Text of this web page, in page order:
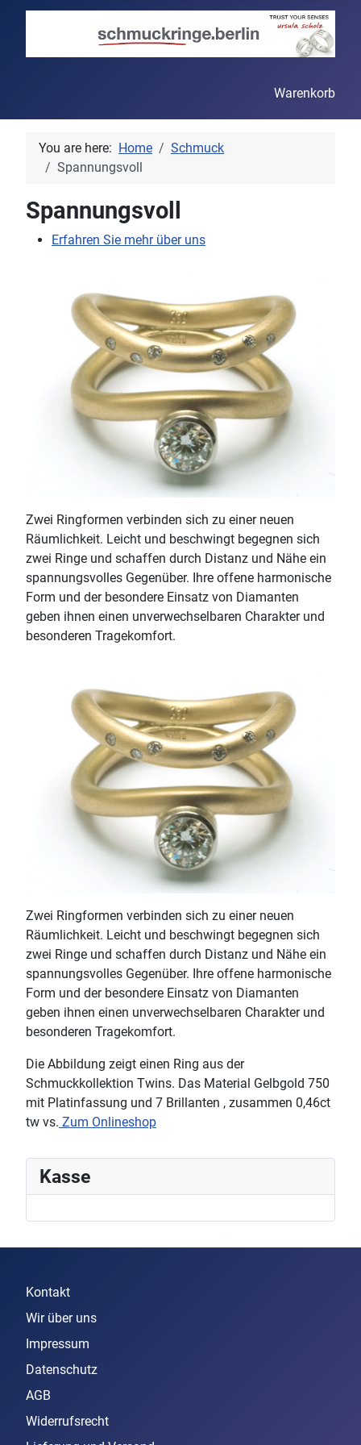
Warenkorb
You are here: Home
Schmuck
Spannungsvoll
Spannungsvoll
Erfahren Sie mehr über uns
Zwei Ringformen verbinden sich zu einer neuen
Räumlichkeit. Leicht und beschwingt begegnen sich
zwei Ringe und schaffen durch Distanz und Nähe ein
spannungsvolles Gegenüber. Ihre offene harmonische
Form und der besondere Einsatz von Diamanten
geben ihnen einen unverwechselbaren Charakter und
besonderen Tragekomfort.
Zwei Ringformen verbinden sich zu einer neuen
Räumlichkeit. Leicht und beschwingt begegnen sich
zwei Ringe und schaffen durch Distanz und Nähe ein
spannungsvolles Gegenüber. Ihre offene harmonische
Form und der besondere Einsatz von Diamanten
geben ihnen einen unverwechselbaren Charakter und
besonderen Tragekomfort.
Die Abbildung zeigt einen Ring aus der
Schmuckkollektion Twins. Das Material Gelbgold 750
mit Platinfassung und 7 Brillanten , zusammen 0,46ct
tw vs. Zum Onlineshop
Kasse
Kontakt
Wir über uns
Impressum
Datenschutz
AGB
Widerrufsrecht